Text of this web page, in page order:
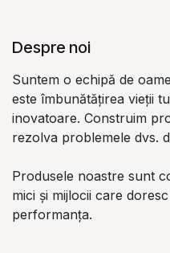
Despre noi
Suntem o echipă de
este îmbunătățirea vieții
inovatoare. Construim
rezolva problemele dvs.
Produsele noastre sunt
mici și mijlocii care
performanța.